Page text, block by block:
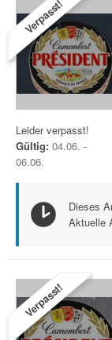
Verpasst!
Leider verpasst!
Gültig: 04.06. -
06.06.
Dieses
Aktuelle
Verpasst!